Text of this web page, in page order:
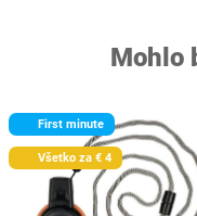
Mohlo
First minute
Všetko za € 4